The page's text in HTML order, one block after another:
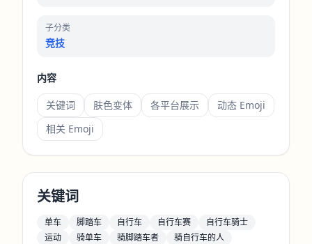
子分类
竞技
内容
关键词 肤色变体 各平台展示
动态 Emoji
相关 Emoji
关键词
单车 脚踏车 自行车 自行车赛
自行车骑士
运动
骑单车 骑脚踏车者
骑自行车的人